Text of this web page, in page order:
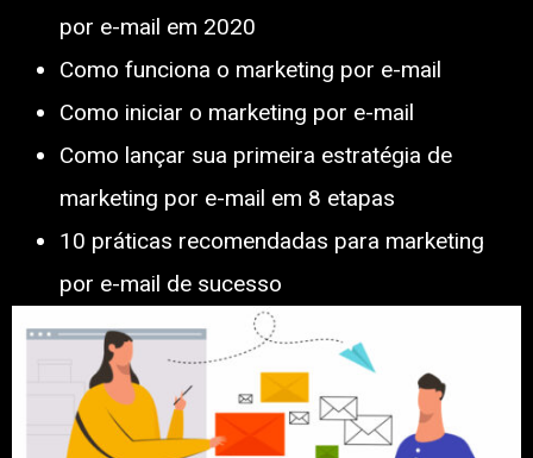
por e-mail em 2020
Como funciona o marketing por e-mail
Como iniciar o marketing por e-mail
Como lançar sua primeira estratégia de
marketing por e-mail em 8 etapas
10 práticas recomendadas para marketing
por e-mail de sucesso